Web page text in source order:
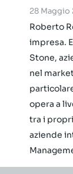
28 Maggio
Roberto
impresa.
Stone,
nel
opera a
tra i
aziende